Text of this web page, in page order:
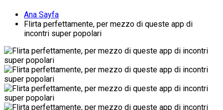
Ana Sayfa
Flirta perfettamente, per mezzo di queste app di
incontri super popolari